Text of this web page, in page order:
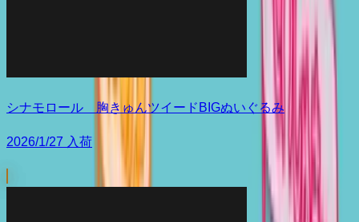
シナモロール 胸きゅんツイードBIGぬいぐるみ
2026/1/27 入荷